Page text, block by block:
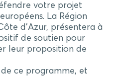
votre projet
La Région
d’Azur, présentera à
de soutien pour
leur proposition de
ce programme, et